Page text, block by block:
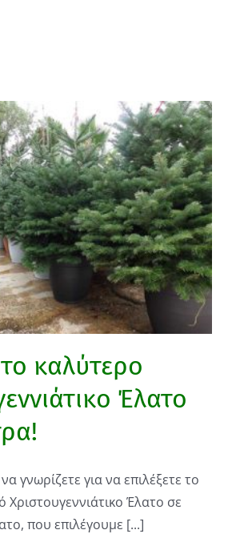
το καλύτερο
Έλατο
γνωρίζετε για να επιλέξετε το
Χριστουγεννιάτικο Έλατο σε
που επιλέγουμε [...]